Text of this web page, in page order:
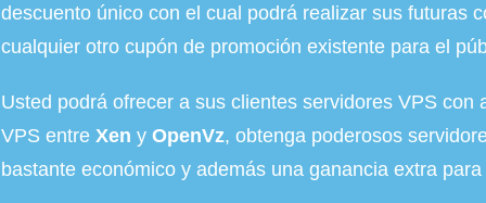
descuento único con el cual podrá realizar sus futuras
cualquier otro cupón de promoción existente para el
Usted podrá ofrecer a sus clientes servidores VPS
VPS entre Xen y OpenVz, obtenga poderosos
bastante económico y además una ganancia extra